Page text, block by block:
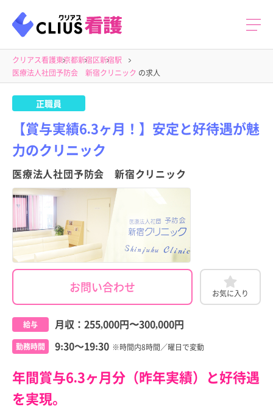
クリアス看護東京都新宿区新宿駅
医療法人社団予防会 新宿クリニック の求人
正職員
【賞与実績6.3ヶ月！】安定と好待遇が魅
力のクリニック
医療法人社団予防会 新宿クリニック
お問い合わせ お気に入り
給与 月収： 255,000円〜300,000円
勤務時間 9:30～19:30 ※時間内8時間／曜日で変動
年間賞与6.3ヶ月分（昨年実績）と好待遇
を実現。